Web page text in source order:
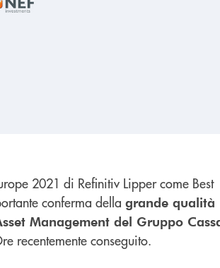
2021 di Refinitiv Lipper come Best
conferma della grande qualità
Management del Gruppo
recentemente conseguito.